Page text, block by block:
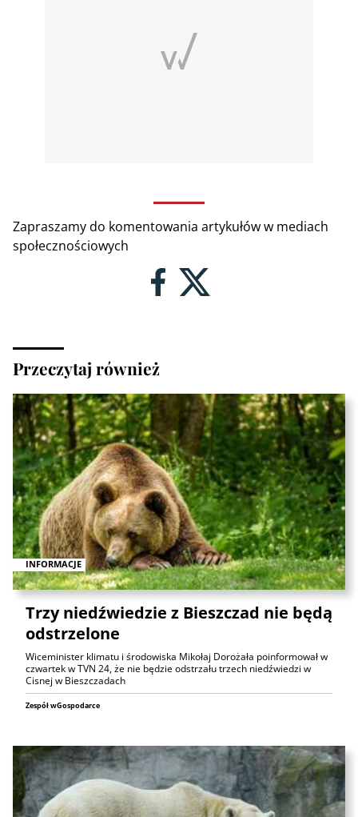
Zapraszamy do komentowania artykułów w mediach
społecznościowych
Przeczytaj również
INFORMACJE
Trzy niedźwiedzie z Bieszczad nie będą
odstrzelone
Wiceminister klimatu i środowiska Mikołaj Dorożała poinformował w
czwartek w TVN 24, że nie będzie odstrzału trzech niedźwiedzi w
Cisnej w Bieszczadach
Zespół wGospodarce